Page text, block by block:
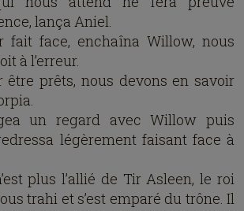
lança Aniel.
face, enchaîna Willow, nous
à l’erreur.
prêts, nous devons en savoir
un regard avec Willow puis
légèrement faisant face à
plus l’allié de Tir Asleen, le roi
trahi et s’est emparé du trône. Il